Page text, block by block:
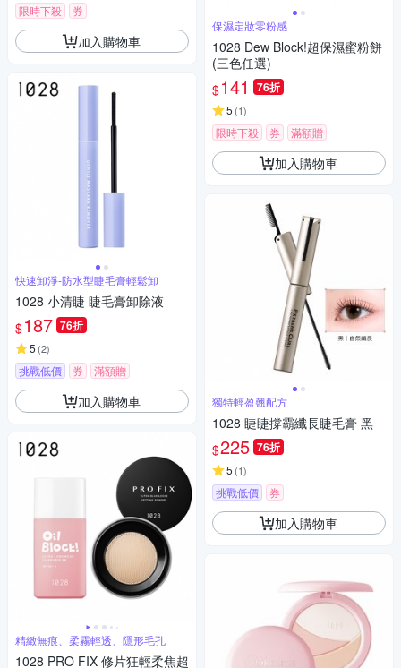
限時下殺 券
加入購物車
快速卸淨-防水型睫毛膏輕鬆卸
1028 小清睫 睫毛膏卸除液
$187 76折
5 (2)
挑戰低價 券 滿額贈
加入購物車
精緻無痕、柔霧輕透、隱形毛孔
1028 PRO FIX 修片狂輕柔焦超
保濕定妝零粉感
1028 Dew Block!超保濕蜜粉餅
(三色任選)
$141 76折
5 (1)
限時下殺 券 滿額贈
加入購物車
獨特輕盈翹配方
1028 睫睫撐霸纖長睫毛膏 黑
$225 76折
5 (1)
挑戰低價 券
加入購物車